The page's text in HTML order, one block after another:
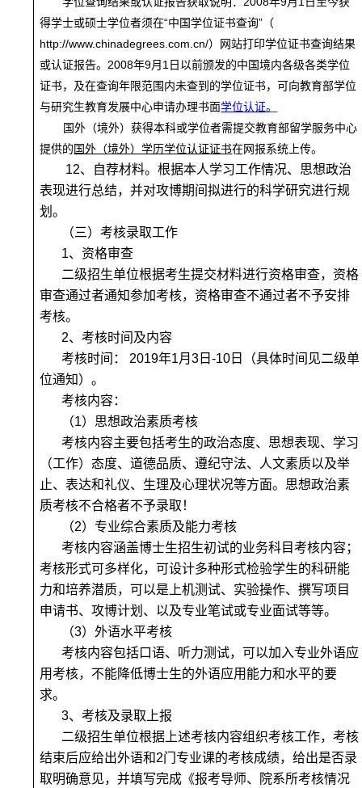
得学士或硕士学位者须在“中国学位证书查询”（
http://www.chinadegrees.com.cn/）网站打印学位证书查询结果
或认证报告。 2008年9月1日以前颁发的中国境内各级各类学位
证书，及在查询年限范围内未查到的学位证书，可向教育部学位
与研究生教育发展中心申请办理书面学位认证。
国外（境外）获得本科或学位者需提交教育部留学服务中心
提供的国外（境外）学历学位认证证书在网报系统上传。
12、自荐材料。根据本人学习工作情况、思想政治
表现进行总结，并对攻博期间拟进行的科学研究进行规
划。
（三）考核录取工作
1、资格审查
二级招生单位根据考生提交材料进行资格审查，资格
审查通过者通知参加考核，资格审查不通过者不予安排
考核。
2、考核时间及内容
考核时间： 2019年1月3日-10日
（具体时间见二级单
位通知）。
考核内容：
（1） 思想政治素质考核
考核内容主要包括考生的政治态度、思想表现、学习
（工作）态度、道德品质、遵纪守法、人文素质以及举
止、表达和礼仪、生理及心理状况等方面。思想政治素
质考核不合格者不予录取！
（2）专业综合素质及能力考核
考核内容涵盖博士生招生初试的业务科目考核内容；
考核形式可多样化，可设计多种形式检验学生的科研能
力和培养潜质，可以是上机测试、实验操作、撰写项目
申请书、攻博计划、以及专业笔试或专业面试等等。
（3）外语水平考核
考核内容包括口语、听力测试，可以加入专业外语应
用考核，不能降低博士生的外语应用能力和水平的要
求。
3、考核及录取上报
二级招生单位根据上述考核内容组织考核工作，考核
结束后应给出外语和2门专业课的考核成绩，给出是否录
取明确意见，并填写完成《报考导师、院系所考核情况